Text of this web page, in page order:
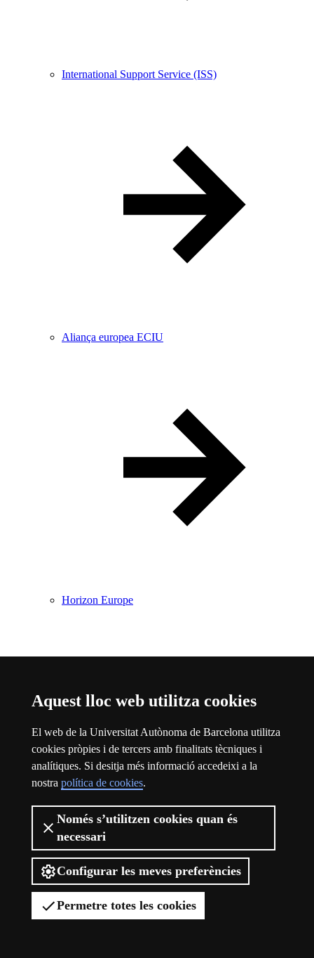
Aquest lloc web utilitza cookies
El web de la Universitat Autònoma de Barcelona utilitza
cookies pròpies i de tercers amb finalitats tècniques i
analítiques. Si desitja més informació accedeixi a la
nostra política de cookies.
Només s’utilitzen cookies quan és
necessari
Configurar les meves preferències
Permetre totes les cookies
International Support Service (ISS)
Aliança europea ECIU
Horizon Europe
Viure el campus